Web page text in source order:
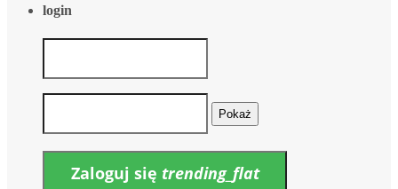
login
Pokaż
Zaloguj się trending_flat